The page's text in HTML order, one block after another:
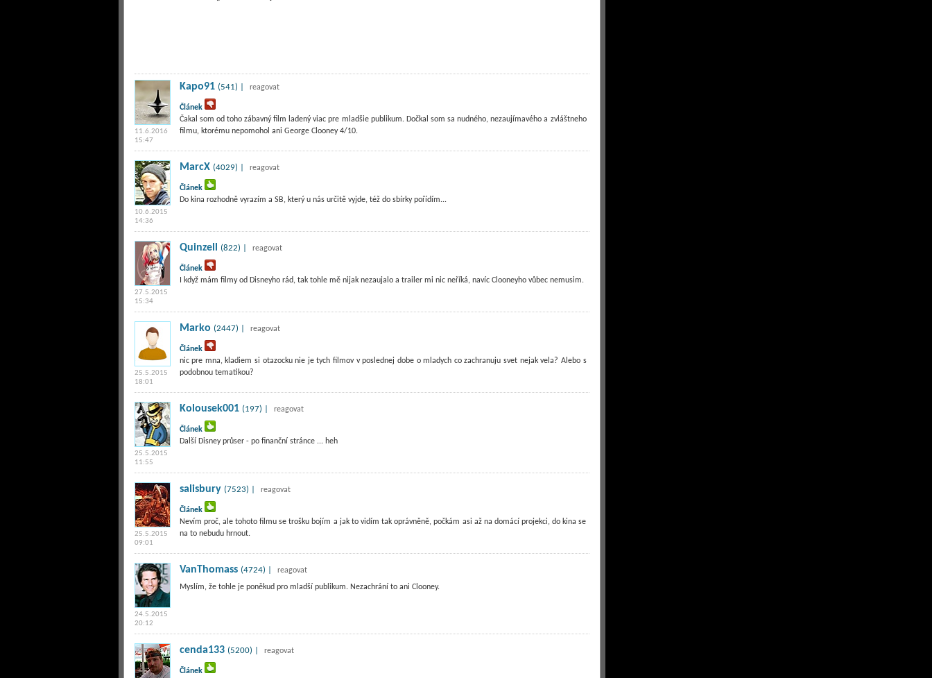
11.6.2016
15:47
Kapo91 (541) | reagovat
Článek
Čakal som od toho zábavný film ladený viac pre mladšie publikum. Dočkal som sa nudného, nezaujímavého a zvláštneho
filmu, ktorému nepomohol ani George Clooney 4/10.
10.6.2015
14:36
MarcX (4029) | reagovat
Článek
Do kina rozhodně vyrazím a SB, který u nás určitě vyjde, též do sbírky pořídím...
27.5.2015
15:34
Quinzell (822) | reagovat
Článek
I když mám filmy od Disneyho rád, tak tohle mě nijak nezaujalo a trailer mi nic neříká, navíc Clooneyho vůbec nemusim.
25.5.2015
18:01
Marko (2447) | reagovat
Článek
nic pre mna, kladiem si otazocku nie je tych filmov v poslednej dobe o mladych co zachranuju svet nejak vela? Alebo s
podobnou tematikou?
25.5.2015
11:55
Kolousek001 (197) | reagovat
Článek
Další Disney průser - po finanční stránce ... heh
25.5.2015
09:01
salisbury (7523) | reagovat
Článek
Nevím proč, ale tohoto filmu se trošku bojím a jak to vidím tak oprávněně, počkám asi až na domácí projekci, do kina se
na to nebudu hrnout.
24.5.2015
20:12
VanThomass (4724) |
reagovat
Myslím, že tohle je poněkud pro mladší publikum. Nezachrání to ani Clooney.
cenda133 (5200) | reagovat
Článek